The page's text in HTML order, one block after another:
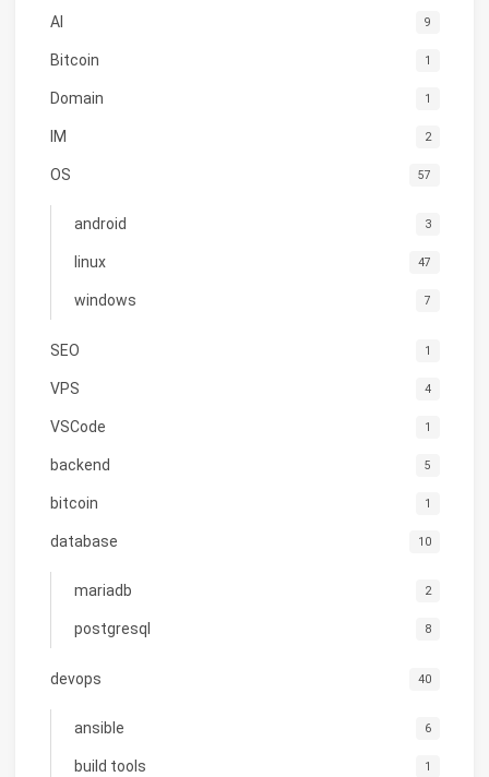
AI 9
Bitcoin 1
Domain 1
IM 2
OS 57
android 3
linux 47
windows 7
SEO 1
VPS 4
VSCode 1
backend 5
bitcoin 1
database 10
mariadb 2
postgresql 8
devops 40
ansible 6
build tools 1